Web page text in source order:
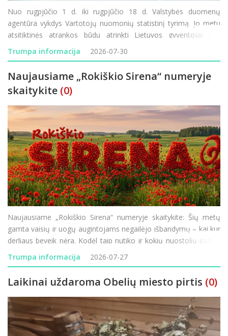
Nuo rugpjūčio 1 d. iki rugpjūčio 18 d. Valstybės duomenų
agentūra vykdys Vartotojų nuomonių statistinį tyrimą. Jo metu
atsitiktinės atrankos būdu atrinkti Lietuvos gyventojai bus
kviečiami atsakyti į klausimus apie savo lūkesčius, finansinę
padėtį ir vartojimo planus. Tyrimo rezultatai padeda
Trumpa informacija 2026-07-30
Naujausiame „Rokiškio Sirena“ numeryje
skaitykite (0)
Naujausiame „Rokiškio Sirena“ numeryje skaitykite: Šių metų
gamta vaisių ir uogų augintojams negailėjo išbandymų – kai kur
derliaus beveik nėra. Kodėl taip nutiko ir kokių nuostolių patyrė
Rokiškio krašto ūkininkai? Minint 85-ąsias Holokausto
Trumpa informacija 2026-07-27
Laikinai uždaroma Obelių miesto pirtis (0)